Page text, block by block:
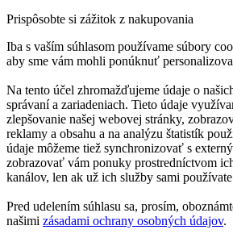
Prispôsobte si zážitok z nakupovania
Iba s vaším súhlasom používame súbory
aby sme vám mohli ponúknuť
Na tento účel zhromažďujeme údaje o
správaní a zariadeniach. Tieto údaje
zlepšovanie našej webovej stránky,
reklamy a obsahu a na analýzu štatistík
údaje môžeme tiež synchronizovať s
zobrazovať vám ponuky prostredníctvom
kanálov, len ak už ich služby sami
Pred udelením súhlasu sa, prosím,
našimi zásadami ochrany osobných údajov.